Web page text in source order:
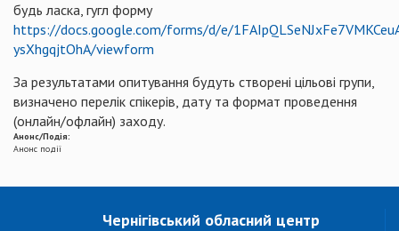
будь ласка, гугл форму
https://docs.google.com/forms/d/e/
ysXhgqjtOhA/viewform
За результатами опитування будуть створені цільові групи,
визначено перелік спікерів, дату та формат проведення
(онлайн/офлайн) заходу.
Анонс/Подія:
Анонс події
Чернігівський обласний центр